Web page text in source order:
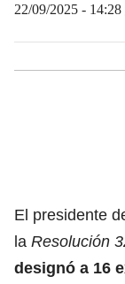
22/09/2025 - 14:28
El presidente
la Resolución
designó a 16